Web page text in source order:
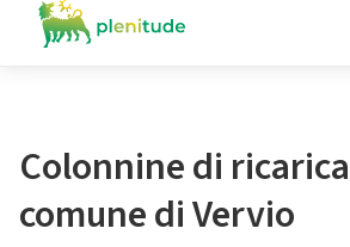
Colonnine di
comune di Vervio